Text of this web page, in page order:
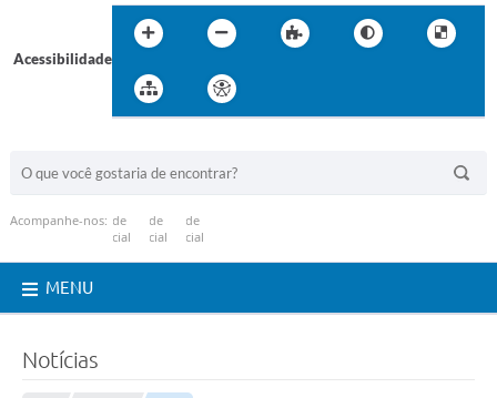
Acessibilidade
Acompanhe-nos:
MENU
Notícias